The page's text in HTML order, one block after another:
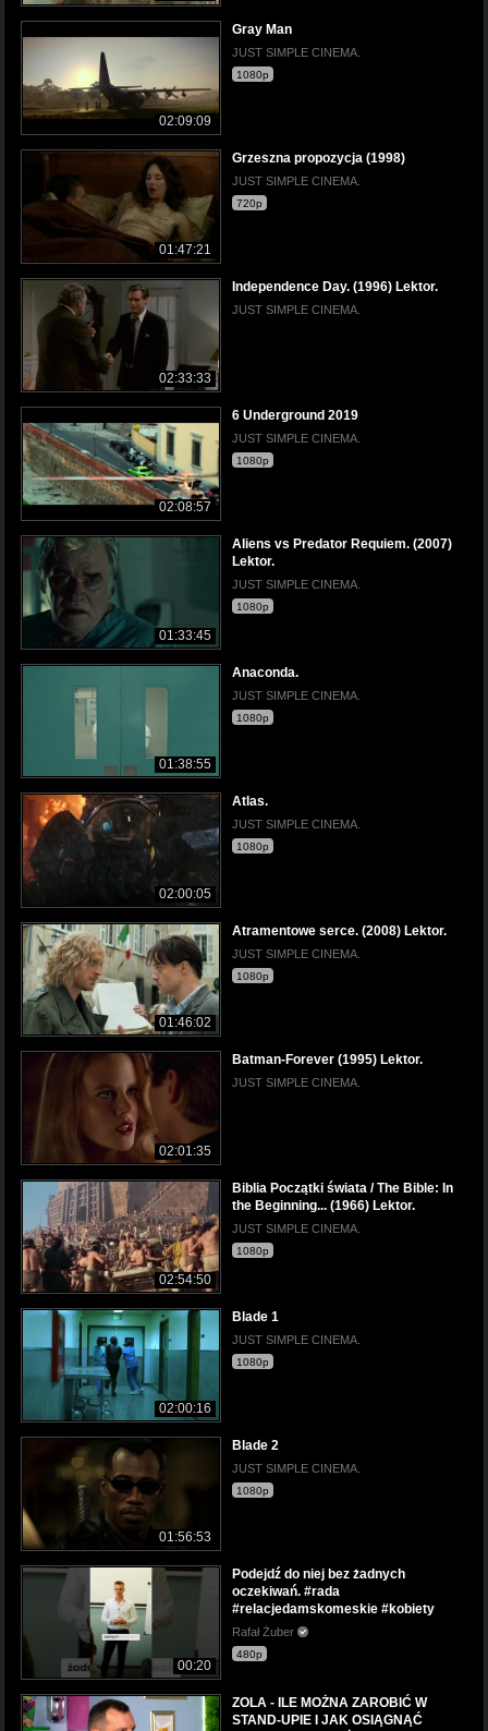
02:09:09
Gray Man
JUST SIMPLE CINEMA.
1080p
01:47:21
Grzeszna propozycja (1998)
JUST SIMPLE CINEMA.
720p
02:33:33
Independence Day. (1996) Lektor.
JUST SIMPLE CINEMA.
02:08:57
6 Underground 2019
JUST SIMPLE CINEMA.
1080p
01:33:45
Aliens vs Predator Requiem. (2007)
Lektor.
JUST SIMPLE CINEMA.
1080p
01:38:55
Anaconda.
JUST SIMPLE CINEMA.
1080p
02:00:05
Atlas.
JUST SIMPLE CINEMA.
1080p
01:46:02
Atramentowe serce. (2008) Lektor.
JUST SIMPLE CINEMA.
1080p
02:01:35
Batman-Forever (1995) Lektor.
JUST SIMPLE CINEMA.
02:54:50
Biblia Początki świata / The Bible: In
the Beginning... (1966) Lektor.
JUST SIMPLE CINEMA.
1080p
02:00:16
Blade 1
JUST SIMPLE CINEMA.
1080p
01:56:53
Blade 2
JUST SIMPLE CINEMA.
1080p
00:20
Podejdź do niej bez żadnych
oczekiwań. #rada
#relacjedamskomeskie #kobiety
Rafał Żuber
480p
ZOLA - ILE MOŻNA ZAROBIĆ W
STAND-UPIE I JAK OSIĄGNĄĆ